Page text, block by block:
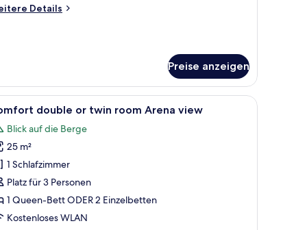
Details
Preise anzeigen
und einem Fenster mit Vorhängen.
Holzkopfteil, großen Fenstern mit durchsichtigen Vorhängen und einem
Ein Hotelzimmer mit zwei Betten, einem
6 double or twin room Arena view
Blick auf die Berge
25 m²
1 Schlafzimmer
Platz für 3 Personen
1 Queen-Bett ODER 2 Einzelbetten
Kostenloses WLAN